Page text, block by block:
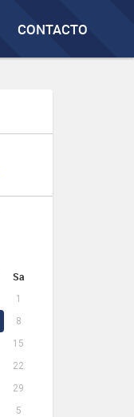
CONTACTO
Sa
1
8
15
22
29
5